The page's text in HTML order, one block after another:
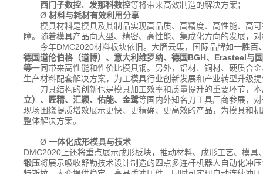
西门子数控、 发那科数控等将带来高效制造的解决方案；
Ø 材料与耗材有效利用分享
模具材料是模具及其制品实现高品质、高精度、高性能、高
障。随着模具产品向大型、精密、高性能、集成化方向的发展，
今年DMC2020材料板块依旧。大牌云集，国际品牌如一胜百
德国道伦伯格（道博）、意大利维罗纳、德国BGH、Erasteel与
等一同带来高性能和性价比模具钢。另外，铝材、铜材、硬质合
生产材料配套解决方案，为工模具行业创新发展和产业转型升级
刀具结构的创新也是模具加工效率和质量提升的重要环节，
立）、匠精、汇颖、佑能、金鹭等国内外知名刀工具厂商参展，
现场围绕提质增效展示更快、更精确、更高效的产品，为模具和
整体解决方案。
Ø 一体化成形模具与技术
DMC2020上还将重点展示成形板块，推动材料、成形工艺、模具
锻压将展示吸收舒勒技术设计制造的四点多连杆机器人自动化冲